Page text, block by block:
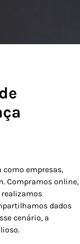
empresas,
Compramos online,
dados
cenário, a